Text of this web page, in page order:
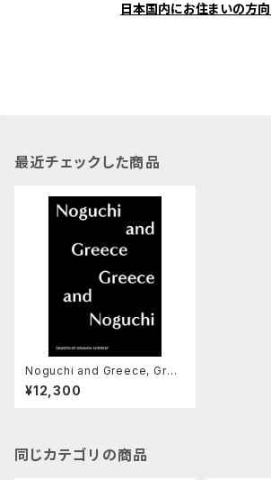
日本国内にお住まいの方
最近チェックした商品
Noguchi and Greece, Gree
ce and Noguchi
¥12,300
同じカテゴリの商品